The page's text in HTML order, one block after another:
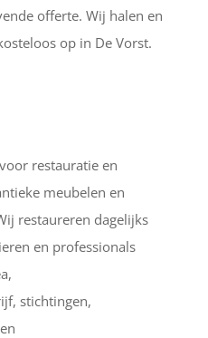
offerte. Wij halen en
op in De Vorst.
restauratie en
meubelen en
restaureren dagelijks
en professionals
stichtingen,